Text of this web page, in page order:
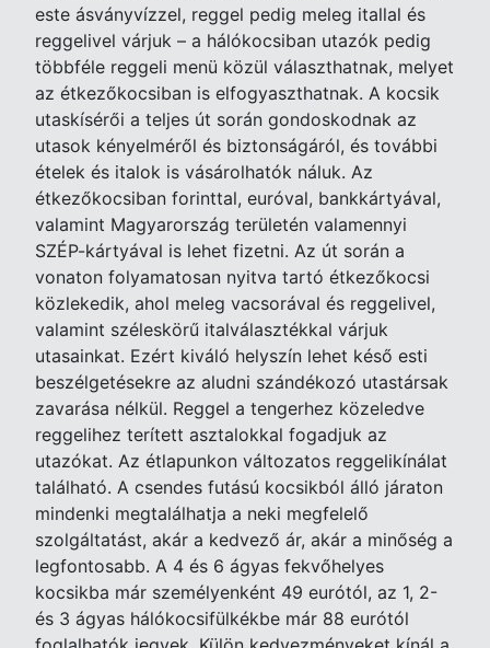
este ásványvízzel, reggel pedig meleg itallal és
reggelivel várjuk – a hálókocsiban utazók pedig
többféle reggeli menü közül választhatnak, melyet
az étkezőkocsiban is elfogyaszthatnak. A kocsik
utaskísérői a teljes út során gondoskodnak az
utasok kényelméről és biztonságáról, és további
ételek és italok is vásárolhatók náluk. Az
étkezőkocsiban forinttal, euróval, bankkártyával,
valamint Magyarország területén valamennyi
SZÉP-kártyával is lehet fizetni. Az út során a
vonaton folyamatosan nyitva tartó étkezőkocsi
közlekedik, ahol meleg vacsorával és reggelivel,
valamint széleskörű italválasztékkal várjuk
utasainkat. Ezért kiváló helyszín lehet késő esti
beszélgetésekre az aludni szándékozó utastársak
zavarása nélkül. Reggel a tengerhez közeledve
reggelihez terített asztalokkal fogadjuk az
utazókat. Az étlapunkon változatos reggelikínálat
található. A csendes futású kocsikból álló járaton
mindenki megtalálhatja a neki megfelelő
szolgáltatást, akár a kedvező ár, akár a minőség a
legfontosabb. A 4 és 6 ágyas fekvőhelyes
kocsikba már személyenként 49 eurótól, az 1, 2-
és 3 ágyas hálókocsifülkékbe már 88 eurótól